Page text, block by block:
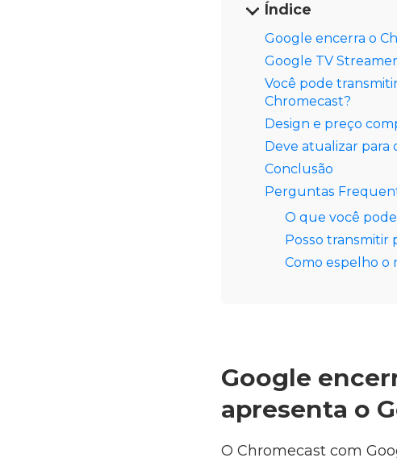
Índice
Google encerra o
Google TV
Você pode
Chromecast?
Design e preço
Deve atualizar para
Conclusão
Perguntas
O que você
Posso transmitir
Como espelho o
Google
apresenta o
O Chromecast com